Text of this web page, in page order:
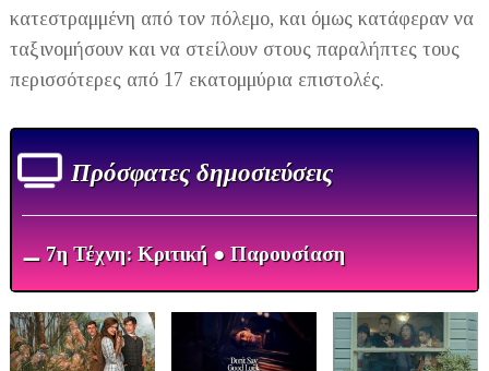
κατεστραμμένη από τον πόλεμο, και όμως κατάφεραν να
ταξινομήσουν και να στείλουν στους παραλήπτες τους
περισσότερες από 17 εκατομμύρια επιστολές.
Πρόσφατες δημοσιεύσεις
⚊ 7η Τέχνη: Κριτική ● Παρουσίαση